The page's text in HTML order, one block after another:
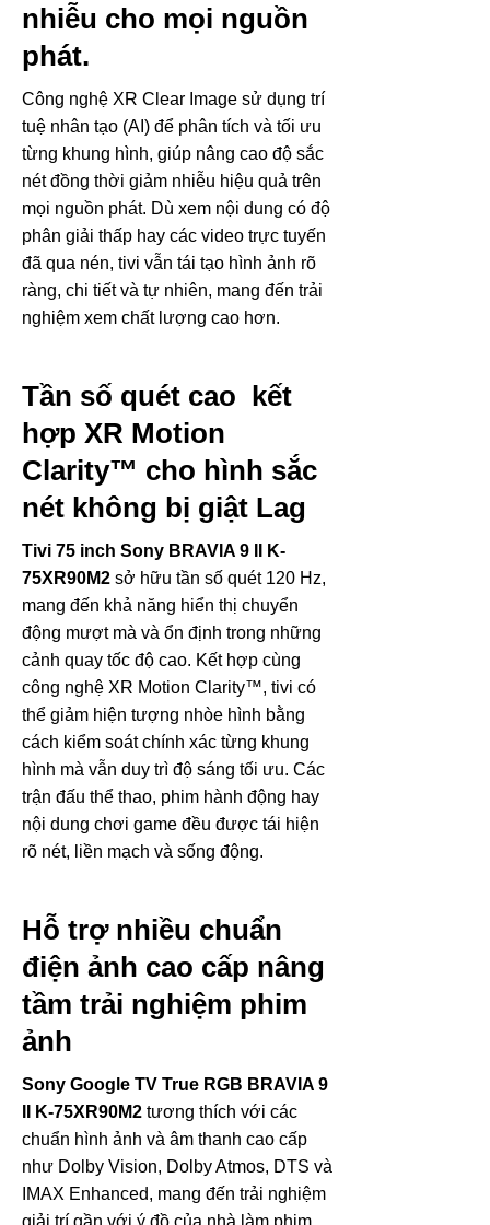
nhiễu cho mọi nguồn
phát.
Công nghệ XR Clear Image sử dụng trí
tuệ nhân tạo (AI) để phân tích và tối ưu
từng khung hình, giúp nâng cao độ sắc
nét đồng thời giảm nhiễu hiệu quả trên
mọi nguồn phát. Dù xem nội dung có độ
phân giải thấp hay các video trực tuyến
đã qua nén, tivi vẫn tái tạo hình ảnh rõ
ràng, chi tiết và tự nhiên, mang đến trải
nghiệm xem chất lượng cao hơn.
Tần số quét cao kết
hợp XR Motion
Clarity™ cho hình sắc
nét không bị giật Lag
Tivi 75 inch Sony BRAVIA 9 II K-
75XR90M2 sở hữu tần số quét 120 Hz,
mang đến khả năng hiển thị chuyển
động mượt mà và ổn định trong những
cảnh quay tốc độ cao. Kết hợp cùng
công nghệ XR Motion Clarity™, tivi có
thể giảm hiện tượng nhòe hình bằng
cách kiểm soát chính xác từng khung
hình mà vẫn duy trì độ sáng tối ưu. Các
trận đấu thể thao, phim hành động hay
nội dung chơi game đều được tái hiện
rõ nét, liền mạch và sống động.
Hỗ trợ nhiều chuẩn
điện ảnh cao cấp nâng
tầm trải nghiệm phim
ảnh
Sony Google TV True RGB BRAVIA 9
II K-75XR90M2 tương thích với các
chuẩn hình ảnh và âm thanh cao cấp
như Dolby Vision, Dolby Atmos, DTS và
IMAX Enhanced, mang đến trải nghiệm
giải trí gần với ý đồ của nhà làm phim.